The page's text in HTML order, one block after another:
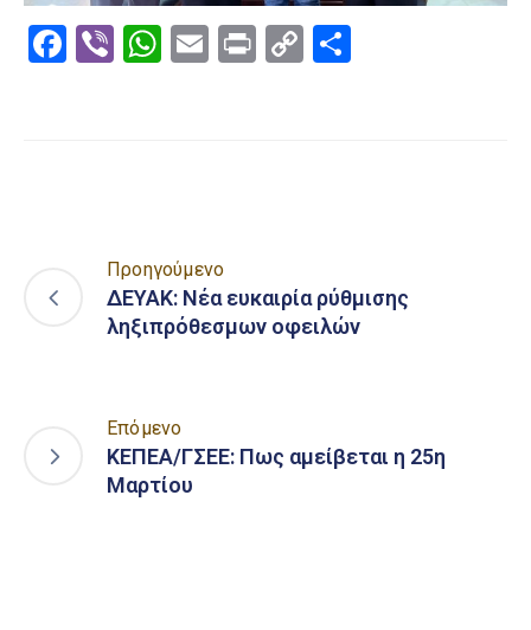
Facebook
ViberWhatsApp
EmailPrintCopy
Προηγούμενο
ΔΕΥΑΚ: Νέα ευκαιρία ρύθμισης
ληξιπρόθεσμων οφειλών
Επόμενο
ΚΕΠΕΑ/ΓΣΕΕ: Πως αμείβεται η 25η
Μαρτίου